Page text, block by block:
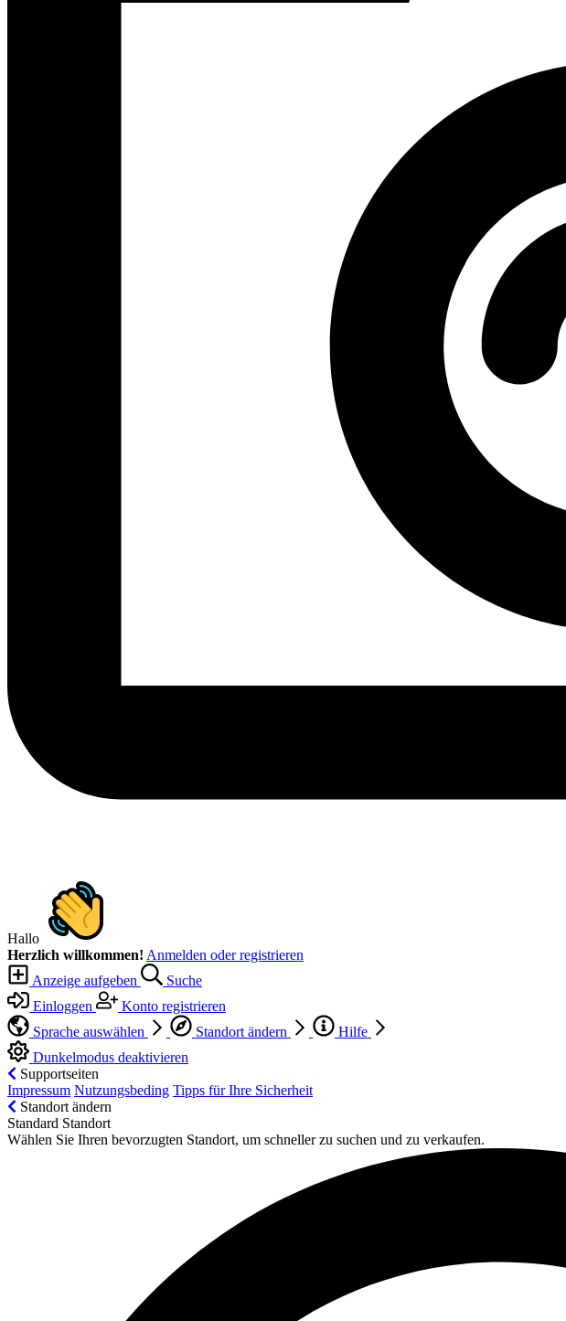
Hallo
Herzlich willkommen! Anmelden oder registrieren
Anzeige aufgeben
Suche
Einloggen
Konto registrieren
Sprache auswählen
Standort ändern
Hilfe
Dunkelmodus deaktivieren
Supportseiten
Impressum Nutzungsbeding Tipps für Ihre Sicherheit
Standort ändern
Standard Standort
Wählen Sie Ihren bevorzugten Standort, um schneller zu suchen und zu verkaufen.